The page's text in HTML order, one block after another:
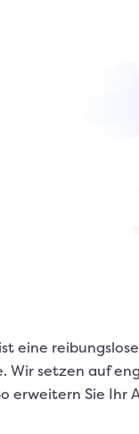
eine
setzen auf
erweitern Sie